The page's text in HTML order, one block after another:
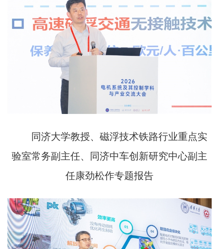
同济大学教授、磁浮技术铁路行业重点实
验室常务副主任、同济中车创新研究中心副主
任康劲松作专题报告